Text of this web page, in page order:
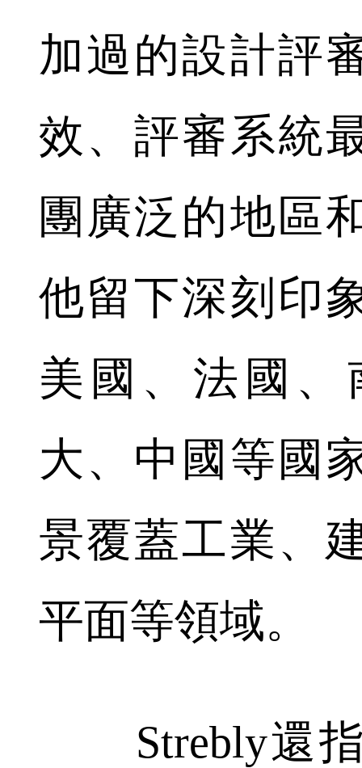
加過的設計評
效、評審系統
團廣泛的地區
他留下深刻印
美國、法國
大、中國等國
景覆蓋工業、
平面等領域。
Strebly還指